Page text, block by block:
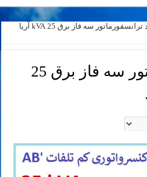
/ محصولات برچسب خورده “خرید ترانسفورماتور سه فاز برق 25 kVA آریا
خرید ترانسفورماتور سه فاز برق 25